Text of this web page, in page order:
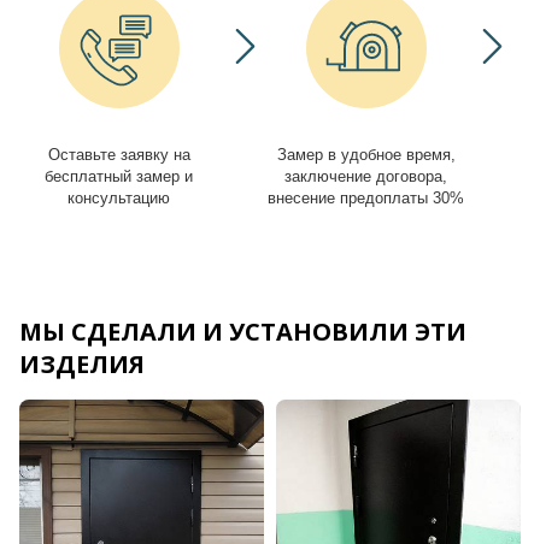
Оставьте заявку на
бесплатный замер и
консультацию
Замер в удобное время,
заключение договора,
внесение предоплаты 30%
МЫ СДЕЛАЛИ И УСТАНОВИЛИ ЭТИ
ИЗДЕЛИЯ